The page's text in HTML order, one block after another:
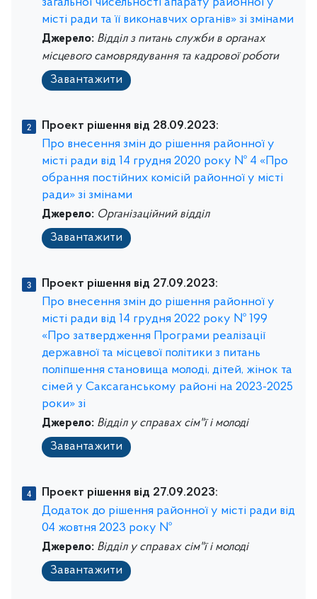
загальної чисельності апарату районної у
місті ради та її виконавчих органів» зі змінами
Джерело: Відділ з питань служби в органах
місцевого самоврядування та кадрової роботи
Завантажити
Проект рішення від 28.09.2023:
Про внесення змін до рішення районної у
місті ради від 14 грудня 2020 року № 4 «Про
обрання постійних комісій районної у місті
ради» зі змінами
Джерело: Організаційний відділ
Завантажити
Проект рішення від 27.09.2023:
Про внесення змін до рішення районної у
місті ради від 14 грудня 2022 року № 199
«Про затвердження Програми реалізації
державної та місцевої політики з питань
поліпшення становища молоді, дітей, жінок та
сімей у Саксаганському районі на 2023-2025
роки» зі
Джерело: Відділ у справах сім"ї і молоді
Завантажити
Проект рішення від 27.09.2023:
Додаток до рішення районної у місті ради від
04 жовтня 2023 року №
Джерело: Відділ у справах сім"ї і молоді
Завантажити